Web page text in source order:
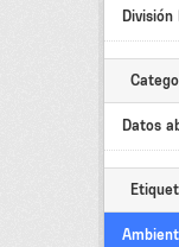
División
Datos